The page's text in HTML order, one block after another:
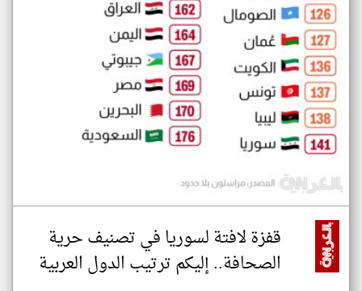
قفزة لافتة لسوريا في تصنيف حرية
الصحافة.. إليكم ترتيب الدول العربية